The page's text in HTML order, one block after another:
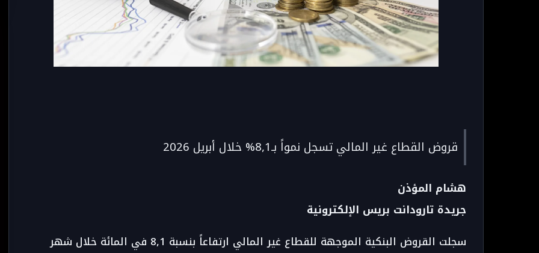
قروض القطاع غير المالي تسجل نمواً بـ8,1% خلال أبريل 2026
هشام المؤذن
جريدة تارودانت بريس الإلكترونية
سجلت القروض البنكية الموجهة للقطاع غير المالي ارتفاعاً بنسبة 8,1 في المائة خلال شهر